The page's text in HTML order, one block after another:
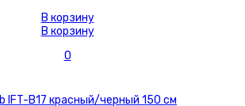
В корзину
В корзину
0